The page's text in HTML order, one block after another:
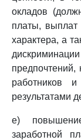
окладов
платы, выплат
характера, а
работников
результатами
е)
заработной